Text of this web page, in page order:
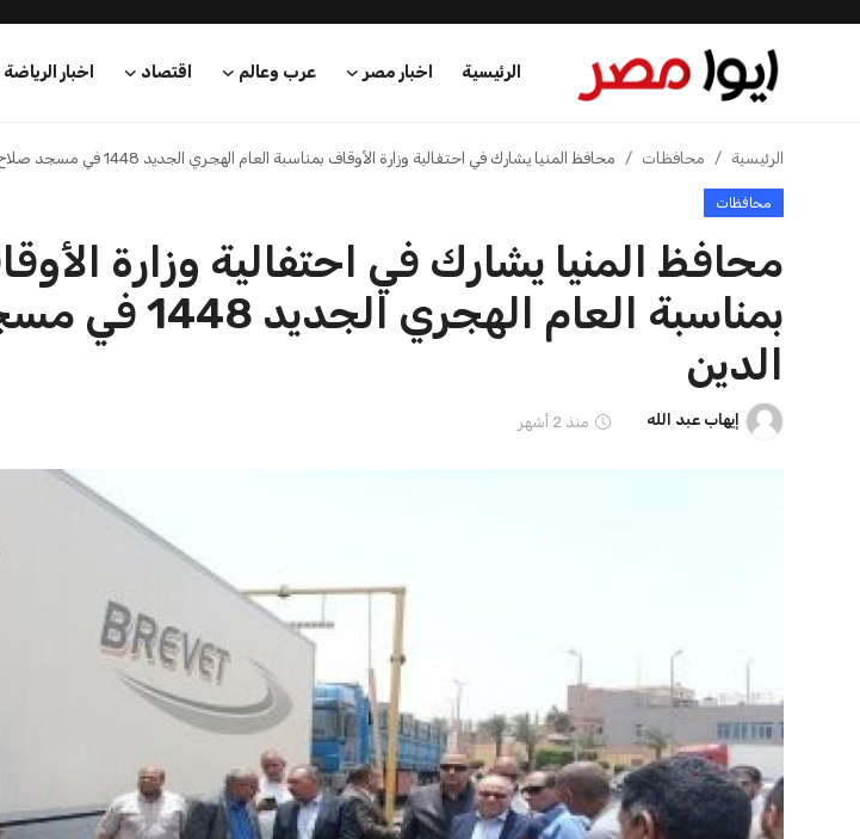
الرئيسية اخبار مصر عرب وعالم اقتصاد اخبار الرياضة
الرئيسية
اخبار مصر
عرب وعالم
اخبار الرياضة
محافظات
الرئيسية محافظات محافظ المنيا يشارك في احتفالية وزارة الأوقاف بمناسبة العام الهجري الجديد 1448 في مسجد صلاح الدين
محافظات
محافظ المنيا يشارك في احتفالية وزارة
بمناسبة العام
الدين
إيهاب عبد الله منذ 2 أشهر